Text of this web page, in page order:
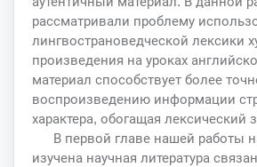
рассматривали проблему
лингвострановедческой лексики
произведения на уроках
материал способствует более
воспроизведению информации
характера, обогащая лексический
В первой главе нашей работы
изучена научная литература